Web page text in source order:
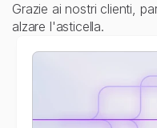
Grazie ai nostri clienti,
alzare l'asticella.